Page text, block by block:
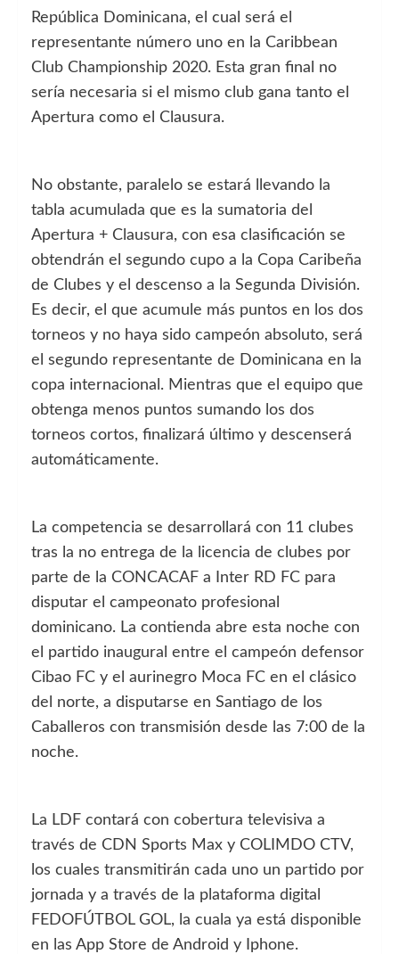
República Dominicana, el cual será el
representante número uno en la Caribbean
Club Championship 2020. Esta gran final no
sería necesaria si el mismo club gana tanto el
Apertura como el Clausura.
No obstante, paralelo se estará llevando la
tabla acumulada que es la sumatoria del
Apertura + Clausura, con esa clasificación se
obtendrán el segundo cupo a la Copa Caribeña
de Clubes y el descenso a la Segunda División.
Es decir, el que acumule más puntos en los dos
torneos y no haya sido campeón absoluto, será
el segundo representante de Dominicana en la
copa internacional. Mientras que el equipo que
obtenga menos puntos sumando los dos
torneos cortos, finalizará último y descenserá
automáticamente.
La competencia se desarrollará con 11 clubes
tras la no entrega de la licencia de clubes por
parte de la CONCACAF a Inter RD FC para
disputar el campeonato profesional
dominicano. La contienda abre esta noche con
el partido inaugural entre el campeón defensor
Cibao FC y el aurinegro Moca FC en el clásico
del norte, a disputarse en Santiago de los
Caballeros con transmisión desde las 7:00 de la
noche.
La LDF contará con cobertura televisiva a
través de CDN Sports Max y COLIMDO CTV,
los cuales transmitirán cada uno un partido por
jornada y a través de la plataforma digital
FEDOFÚTBOL GOL, la cuala ya está disponible
en las App Store de Android y Iphone.